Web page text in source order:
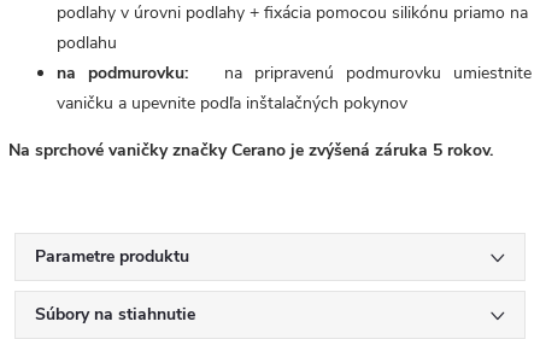
podlahy v úrovni podlahy + fixácia pomocou silikónu priamo na
podlahu
na podmurovku:
na pripravenú podmurovku umiestnite
vaničku a upevnite podľa inštalačných pokynov
Na sprchové vaničky značky Cerano je zvýšená záruka 5 rokov.
Parametre produktu
Súbory na stiahnutie